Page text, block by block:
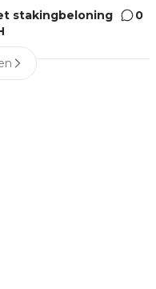
stakingbeloning
0